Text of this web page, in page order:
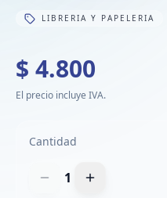
LIBRERIA Y PAPELERIA
$ 4.800
El precio incluye IVA.
Cantidad
1